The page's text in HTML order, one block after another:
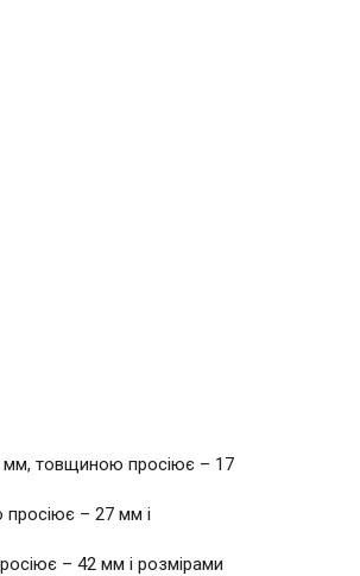
мм, товщиною просіює – 17
– 27 мм і
– 42 мм і розмірами